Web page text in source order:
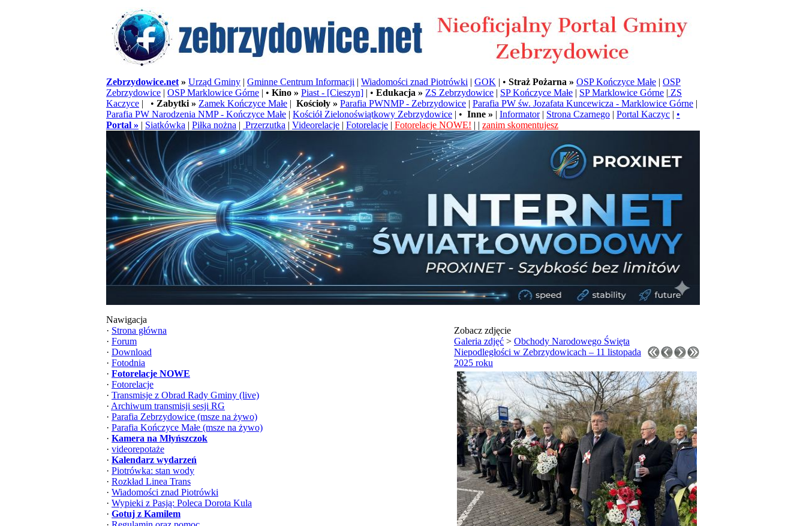
Zebrzydowice.net » Urząd Gminy | Gminne Centrum Informacji | Wiadomości znad Piotrówki | GOK | • Straż Pożarna » OSP Kończyce Małe | OSP
Zebrzydowice | OSP Marklowice Górne | • Kino » Piast - [Cieszyn] | • Edukacja » ZS Zebrzydowice | SP Kończyce Małe | SP Marklowice Górne | ZS
Kaczyce | • Zabytki » Zamek Kończyce Małe | Kościoły » Parafia PWNMP - Zebrzydowice | Parafia PW św. Jozafata Kuncewicza - Marklowice Górne |
Parafia PW Narodzenia NMP - Kończyce Małe | Kościół Zielonoświątkowy Zebrzydowice | • Inne » | Informator| Strona Czarnego | Portal Kaczyc | •
Portal » | Siatkówka | Piłka nożna | Przerzutka | Videorelacje | Fotorelacje | Fotorelacje NOWE! | | zanim skomentujesz
Nawigacja
· Strona główna
· Forum
· Download
· Fotodnia
· Fotorelacje NOWE
· Fotorelacje
· Transmisje z Obrad Rady Gminy (live)
· Archiwum transmisji sesji RG
· Parafia Zebrzydowice (msze na żywo)
· Parafia Kończyce Małe (msze na żywo)
· Kamera na Młyńszczok
· videorepotaże
· Kalendarz wydarzeń
· Piotrówka: stan wody
· Rozkład Linea Trans
· Wiadomości znad Piotrówki
· Wypieki z Pasją: Poleca Dorota Kula
· Gotuj z Kamilem
Zobacz zdjęcie
Galeria zdjęć > Obchody Narodowego Święta
Niepodległości w Zebrzydowicach – 11 listopada
2025 roku